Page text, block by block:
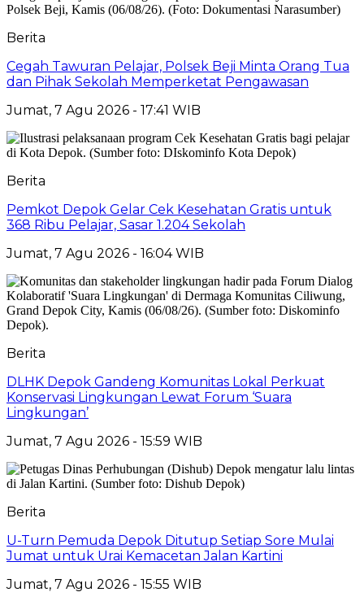
Berita
Cegah Tawuran Pelajar, Polsek Beji Minta Orang Tua
dan Pihak Sekolah Memperketat Pengawasan
Jumat, 7 Agu 2026 - 17:41 WIB
Berita
Pemkot Depok Gelar Cek Kesehatan Gratis untuk
368 Ribu Pelajar, Sasar 1.204 Sekolah
Jumat, 7 Agu 2026 - 16:04 WIB
Berita
DLHK Depok Gandeng Komunitas Lokal Perkuat
Konservasi Lingkungan Lewat Forum ‘Suara
Lingkungan’
Jumat, 7 Agu 2026 - 15:59 WIB
Berita
U-Turn Pemuda Depok Ditutup Setiap Sore Mulai
Jumat untuk Urai Kemacetan Jalan Kartini
Jumat, 7 Agu 2026 - 15:55 WIB